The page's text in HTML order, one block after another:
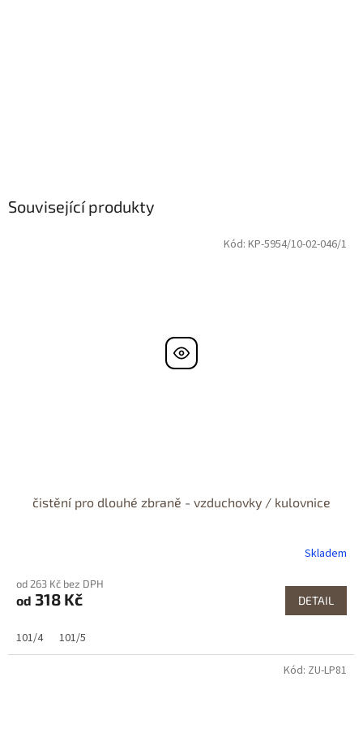
Související produkty
čistění pro dlouhé zbraně - vzduchovky / kulovnice
Skladem
od 263 Kč bez DPH
od 318 Kč DETAIL
101/4 101/5
Kód: KP-5954/10-02-046/1
Kód: ZU-LP81